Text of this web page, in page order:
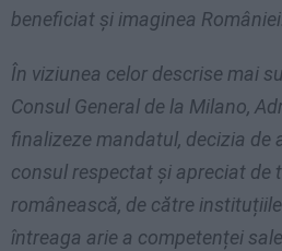
beneficiat şi imaginea României.
În viziunea celor descrise mai
Consul General de la Milano,
finalizeze mandatul, decizia de
consul respectat şi apreciat de
românească, de către
întreaga arie a competenței